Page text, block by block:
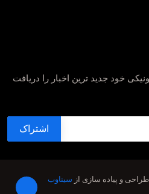
خود جدید ترین اخبار را دریافت
طراحی و پیاده سازی از سیناوب